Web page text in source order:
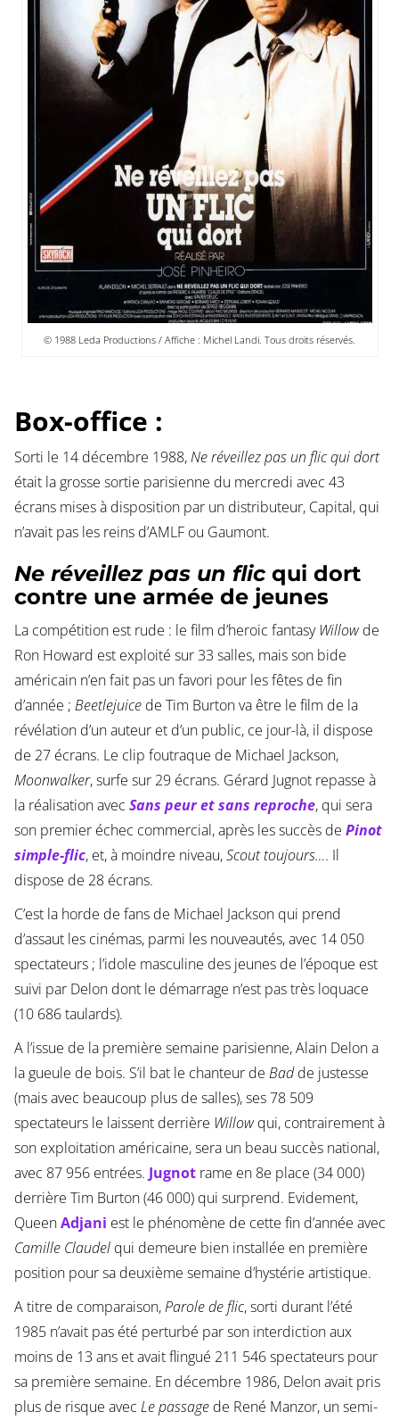
© 1988 Leda Productions / Affiche : Michel Landi. Tous droits réservés.
Box-office :
Sorti le 14 décembre 1988,Ne réveillez pas un flic qui dort
était la grosse sortie parisienne du mercredi avec 43
écrans mises à disposition par un distributeur, Capital, qui
n’avait pas les reins d’AMLF ou Gaumont.
Ne réveillez pas un flicqui dort
contre une armée de jeunes
La compétition est rude : le film d’heroic fantasy Willowde
Ron Howard est exploité sur 33 salles, mais son bide
américain n’en fait pas un favori pour les fêtes de fin
d’année ; Beetlejuicede Tim Burton va être le film de la
révélation d’un auteur et d’un public, ce jour-là, il dispose
de 27 écrans. Le clip foutraque de Michael Jackson,
Moonwalker, surfe sur 29 écrans. Gérard Jugnot repasse à
la réalisation avec Sans peur et sans reproche, qui sera
son premier échec commercial, après les succès de Pinot
simple-flic, et, à moindre niveau,Scout toujours…. Il
dispose de 28 écrans.
C’est la horde de fans de Michael Jackson qui prend
d’assaut les cinémas, parmi les nouveautés, avec 14 050
spectateurs ; l’idole masculine des jeunes de l’époque est
suivi par Delon dont le démarrage n’est pas très loquace
(10 686 taulards).
A l’issue de la première semaine parisienne, Alain Delon a
la gueule de bois. S’il bat le chanteur de Badde justesse
(mais avec beaucoup plus de salles), ses 78 509
spectateurs le laissent derrière Willowqui, contrairement à
son exploitation américaine, sera un beau succès national,
avec 87 956 entrées. Jugnotrame en 8e place (34 000)
derrière Tim Burton (46 000) qui surprend. Evidement,
QueenAdjani est le phénomène de cette fin d’année avec
Camille Claudelqui demeure bien installée en première
position pour sa deuxième semaine d’hystérie artistique.
A titre de comparaison,Parole de flic, sorti durant l’été
1985 n’avait pas été perturbé par son interdiction aux
moins de 13 ans et avait flingué 211 546 spectateurs pour
sa première semaine. En décembre 1986, Delon avait pris
plus de risque avec Le passagede René Manzor, un semi-